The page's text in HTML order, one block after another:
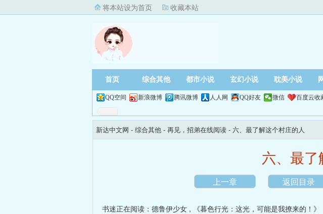
将本站设为首页 收藏本站
首页 综合其他 都市小说 玄幻小说 耽美小说
QQ空间 新浪微博 腾讯微博 人人网 QQ好友 微信 百度云收
新达中文网 - 综合其他 - 再见，招弟在线阅读 - 六、最了解这个村庄的人
六、最了
上一章 返回目录
书迷正在阅读： 德鲁伊少女 , 《暮色行光：这光，可能是我撩来的！